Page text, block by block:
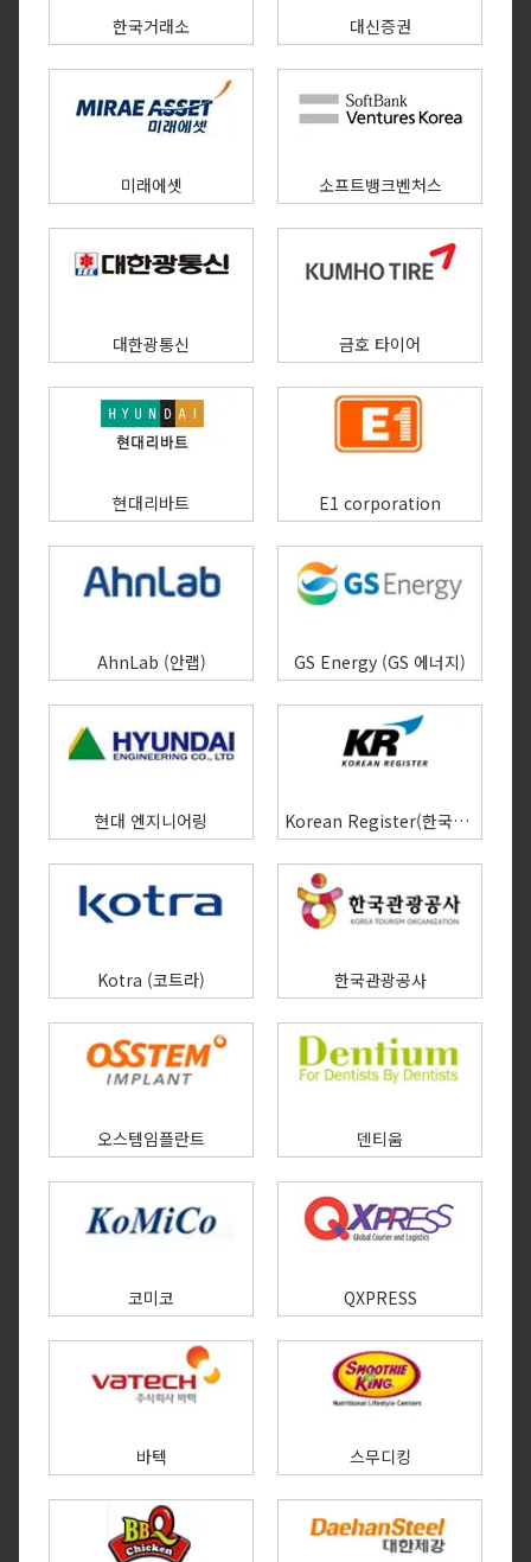
한국거래소 대신증권
미래에셋 소프트뱅크벤처스
대한광통신 금호 타이어
현대리바트 E1 corporation
AhnLab (안랩) GS Energy (GS 에너지)
현대 엔지니어링 Korean Register(한국선급)
Kotra (코트라) 한국관광공사
오스템임플란트 덴티움
코미코 QXPRESS
바텍 스무디킹